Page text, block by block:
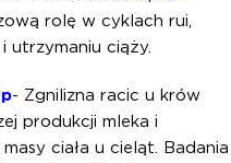
rolę w cyklach rui,
utrzymaniu ciąży.
- Zgnilizna racic u krów
produkcji mleka i
ciała u cieląt. Badania